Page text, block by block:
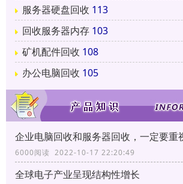
服务器硬盘回收 113
回收服务器内存 103
矿机配件回收 108
办公电脑回收 105
企业电脑回收和服务器回收，一定要重
6000阅读 2022-10-17 22:20:49
全球电子产业呈现结构性增长